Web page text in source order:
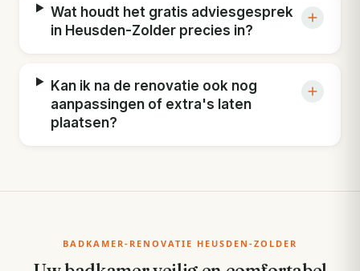
Wat houdt het gratis adviesgesprek
in Heusden-Zolder precies in?
Kan ik na de renovatie ook nog
aanpassingen of extra's laten
plaatsen?
BADKAMER-RENOVATIE HEUSDEN-ZOLDER